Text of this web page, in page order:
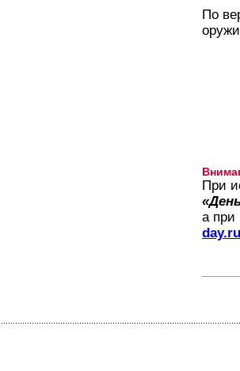
По
При
а при
day.ru